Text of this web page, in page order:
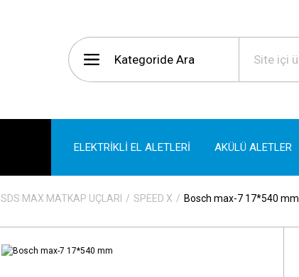
ELEKTRİKLİ EL ALETLERİ AKÜLÜ ALETLER
SDS MAX MATKAP UÇLARI SPEED X Bosch max-7 17*540 mm